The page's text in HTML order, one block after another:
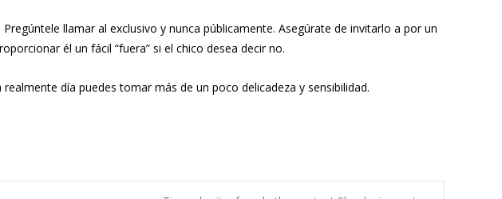
llamar al exclusivo y nunca públicamente. Asegúrate de invitarlo a por un
él un fácil “fuera” si el chico desea decir no.
día puedes tomar más de un poco delicadeza y sensibilidad.